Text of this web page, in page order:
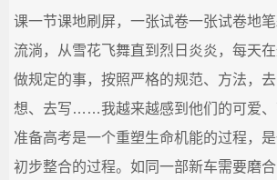
合
网-
国
学
课一节课地刷屏，一张试卷一张试卷地
流淌，从雪花飞舞直到烈日炎炎，每天
做规定的事，按照严格的规范、方法，
想、去写……我越来越感到他们的可爱、
准备高考是一个重塑生命机能的过程，
初步整合的过程。如同一部新车需要磨